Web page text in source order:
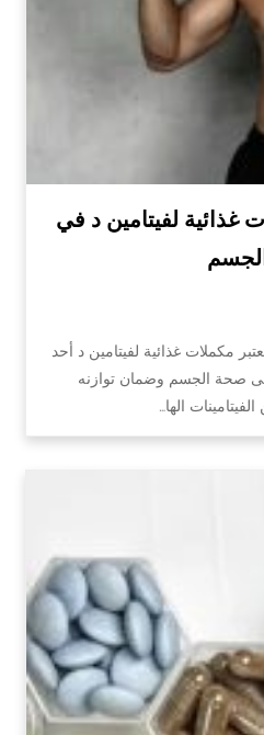
غذائية لفيتامين د في
مكملات غذائية لفيتامين د أحد
صحة الجسم وضمان توازنه
الها…